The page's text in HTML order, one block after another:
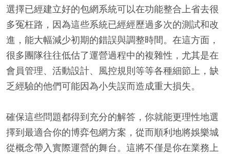
選擇已經建立好的包網系統可以在功能整合上省去很
多冤枉路，因為這些系統已經經歷過多次的測試和改
進，能大幅減少初期的錯誤與調整時間。在這方面，
很多團隊往往低估了運營過程中的複雜性，尤其是在
會員管理、活動設計、風控規則等等各種細節上，缺
乏經驗的他們可能因為小失誤而造成重大損失。
確保這些問題都得到充分的解答，你就能更理性地選
擇到最適合你的博弈包網方案，從而順利地將娛樂城
從概念帶入實際運營的舞台。這將不僅是你在業務上